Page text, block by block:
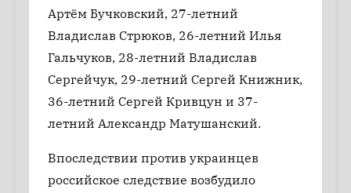
Артём Бучковский, 27-летний
Владислав Стрюков, 26-летний Илья
Гальчуков, 28-летний Владислав
Сергейчук, 29-летний Сергей Книжник,
36-летний Сергей Кривцун и 37-
летний Александр Матушанский.
Впоследствии против украинцев
российское следствие возбудило